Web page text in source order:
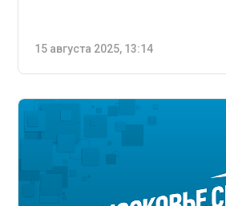
15 августа 2025, 13:14